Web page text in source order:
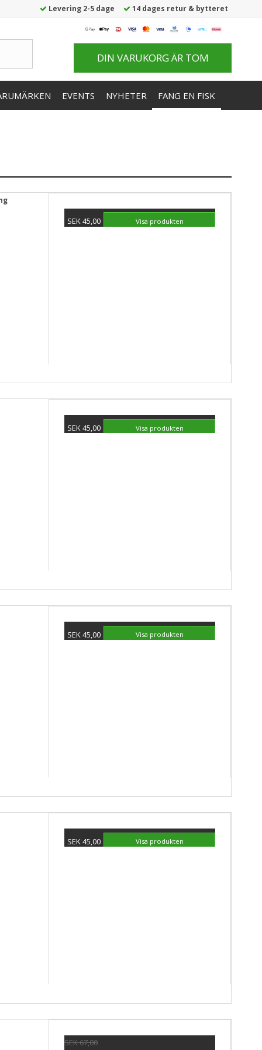
Levering 2-5 dage 14 dages retur & bytteret
DIN VARUKORG ÄR TOM
EVENTS NYHETER FANG EN FISK
SEK 45,00 Visa produkten
SEK 45,00 Visa produkten
SEK 45,00 Visa produkten
SEK 45,00 Visa produkten
SEK 67,00